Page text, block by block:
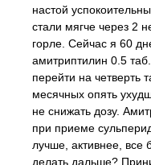
настой
стали мягче через 2
горле. Сейчас я 60
амитриптилин 0.5
перейти на четверть
месячных опять
не снижать дозу.
при приеме
лучше, активнее, все
делать дальше?